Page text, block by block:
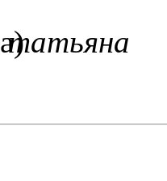
татьяна